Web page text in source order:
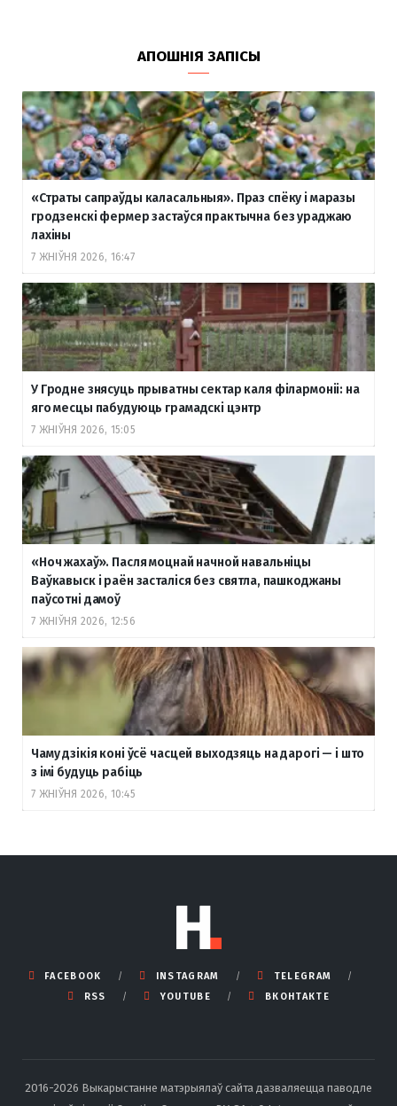
АПОШНІЯ ЗАПІСЫ
«Страты сапраўды каласальныя». Праз спёку і маразы
гродзенскі фермер застаўся практычна без ураджаю
лахіны
7 ЖНІЎНЯ 2026, 16:47
У Гродне знясуць прыватны сектар каля філармоніі: на
яго месцы пабудуюць грамадскі цэнтр
7 ЖНІЎНЯ 2026, 15:05
«Ноч жахаў». Пасля моцнай начной навальніцы
Ваўкавыск і раён засталіся без святла, пашкоджаны
паўсотні дамоў
7 ЖНІЎНЯ 2026, 12:56
Чаму дзікія коні ўсё часцей выходзяць на дарогі — і што
з імі будуць рабіць
7 ЖНІЎНЯ 2026, 10:45
FACEBOOK INSTAGRAM
TELEGRAM
RSS
YOUTUBE ВКОНТАКТЕ
2016-2026 Выкарыстанне матэрыялаў сайта дазваляецца паводле